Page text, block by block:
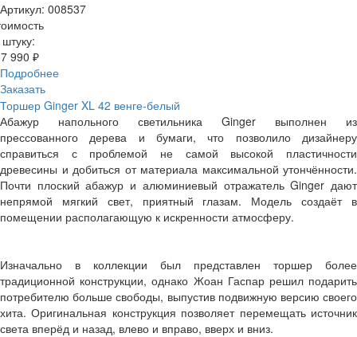
Артикул: 008537
990 ₽
Подробнее
Заказать
Торшер Ginger XL 42 венге-белый
Абажур напольного светильника Ginger выполнен из
прессованного дерева и бумаги, что позволило дизайнеру
справиться с проблемой не самой высокой пластичности
древесины и добиться от материала максимальной утончённости.
Почти плоский абажур и алюминиевый отражатель Ginger дают
непрямой мягкий свет, приятный глазам. Модель создаёт в
помещении располагающую к искренности атмосферу.
Изначально в коллекции был представлен торшер более
традиционной конструкции, однако Жоан Гаспар решил подарить
потребителю больше свободы, выпустив подвижную версию своего
хита. Оригинальная конструкция позволяет перемещать источник
света вперёд и назад, влево и вправо, вверх и вниз.